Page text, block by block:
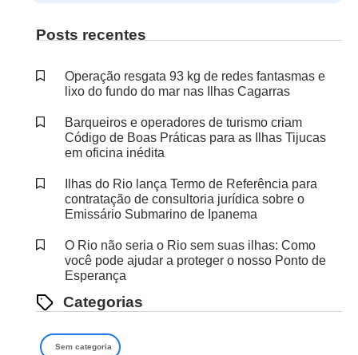
Posts recentes
Operação resgata 93 kg de redes fantasmas e
lixo do fundo do mar nas Ilhas Cagarras
Barqueiros e operadores de turismo criam
Código de Boas Práticas para as Ilhas Tijucas
em oficina inédita
Ilhas do Rio lança Termo de Referência para
contratação de consultoria jurídica sobre o
Emissário Submarino de Ipanema
O Rio não seria o Rio sem suas ilhas: Como
você pode ajudar a proteger o nosso Ponto de
Esperança
Categorias
Sem categoria